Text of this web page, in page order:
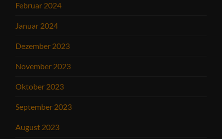
Februar 2024
Januar 2024
Dezember 2023
November 2023
Oktober 2023
September 2023
August 2023